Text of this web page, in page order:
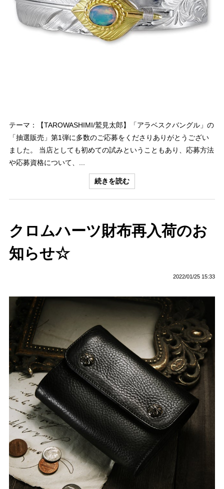
テーマ：【TAROWASHIMI/鷲見太郎】「アラベスクバングル」の
「抽選販売」第1弾に多数のご応募をくださりありがとうござい
ました。 当店としても初めての試みということもあり、応募方法
や応募資格について、...
続きを読む
クロムハーツ財布再入荷のお
知らせ☆
2022/01/25 15:33